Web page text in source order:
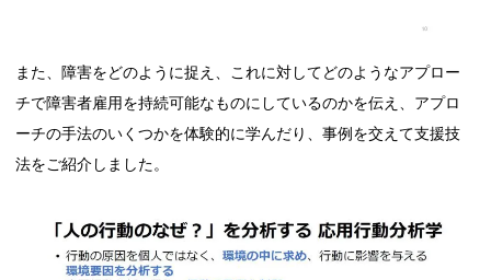
また、障害をどのように捉え、これに対してどのようなアプロー
チで障害者雇用を持続可能なものにしているのかを伝え、アプロ
ーチの手法のいくつかを体験的に学んだり、事例を交えて支援技
法をご紹介しました。